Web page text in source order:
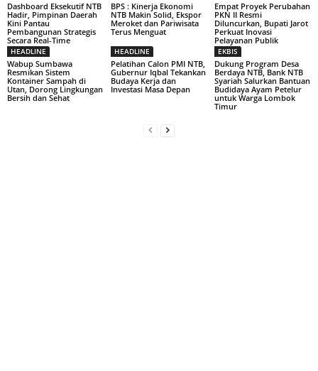
Dashboard Eksekutif NTB
Hadir, Pimpinan Daerah
Kini Pantau
Pembangunan Strategis
Secara Real-Time
BPS : Kinerja Ekonomi
NTB Makin Solid, Ekspor
Meroket dan Pariwisata
Terus Menguat
Empat Proyek Perubahan
PKN II Resmi
Diluncurkan, Bupati Jarot
Perkuat Inovasi
Pelayanan Publik
HEADLINE
Wabup Sumbawa
Resmikan Sistem
Kontainer Sampah di
Utan, Dorong Lingkungan
Bersih dan Sehat
HEADLINE
Pelatihan Calon PMI NTB,
Gubernur Iqbal Tekankan
Budaya Kerja dan
Investasi Masa Depan
EKBIS
Dukung Program Desa
Berdaya NTB, Bank NTB
Syariah Salurkan Bantuan
Budidaya Ayam Petelur
untuk Warga Lombok
Timur